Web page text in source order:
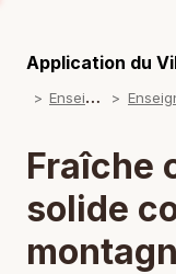
Application du
E
nseignements
Fraîche
solide